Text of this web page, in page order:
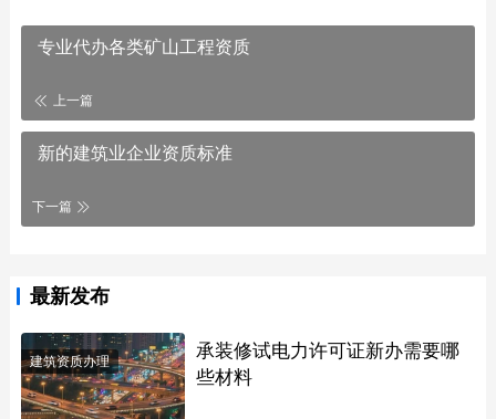
专业代办各类矿山工程资质
上一篇
新的建筑业企业资质标准
下一篇
最新发布
建筑资质办理
承装修试电力许可证新办需要哪
些材料